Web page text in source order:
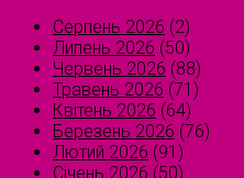
Серпень 2026 (2)
Липень 2026 (50)
Червень 2026 (88)
Травень 2026 (71)
Квітень 2026 (64)
Березень 2026 (76)
Лютий 2026 (91)
Січень 2026 (50)